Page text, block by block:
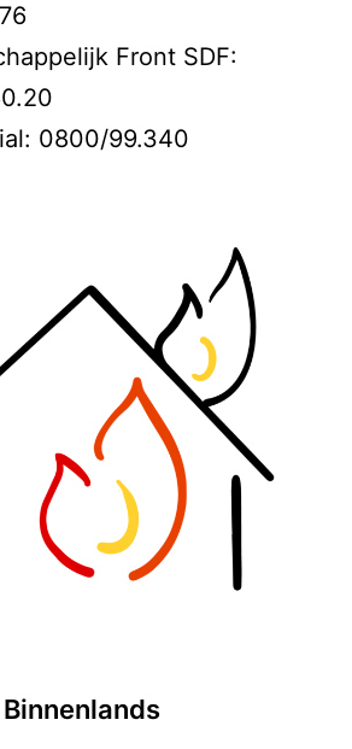
Front SDF:
0800/99.340
Binnenlands